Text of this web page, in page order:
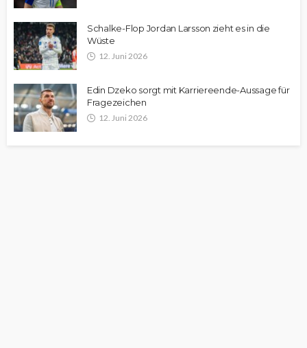
Schalke-Flop Jordan Larsson zieht es in die
Wüste
12. Juni 2026
Edin Dzeko sorgt mit Karriereende-Aussage für
Fragezeichen
12. Juni 2026